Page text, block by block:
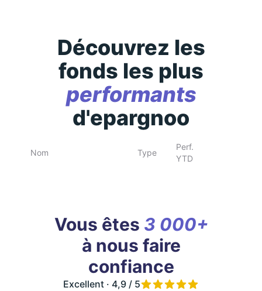
Découvrez les
fonds les plus
performants
d'epargnoo
Nom Type
Perf.
YTD
Vous êtes 3 000+
à nous faire
confiance
Excellent · 4,9 / 5